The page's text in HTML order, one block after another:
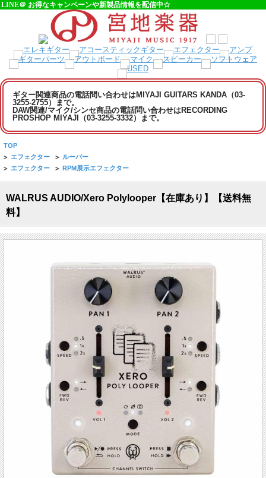
LINE＠ お得なキャンペーンや新製品情報を配信中☆
ギター関連商品の電話問い合わせはMIYAJI GUITARS KANDA（03-
3255-2755）まで。
DAW関連/マイク/シンセ商品の電話問い合わせはRECORDING
PROSHOP MIYAJI（03-3255-3332）まで。
TOP
> エフェクター > ルーパー
> エフェクター > RPM展示エフェクター
WALRUS AUDIO/Xero Polylooper【在庫あり】【送料無
料】